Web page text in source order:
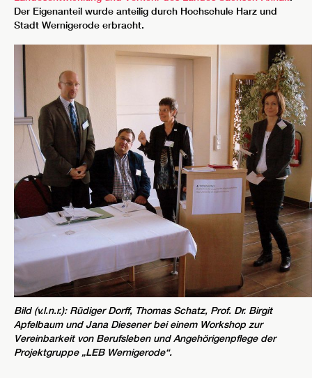
Der Eigenanteil wurde anteilig durch Hochschule Harz und
Stadt Wernigerode erbracht.
Bild (v.l.n.r.): Rüdiger Dorff, Thomas Schatz, Prof. Dr. Birgit
Apfelbaum und Jana Diesener bei einem Workshop zur
Vereinbarkeit von Berufsleben und Angehörigenpflege der
Projektgruppe „LEB Wernigerode“.